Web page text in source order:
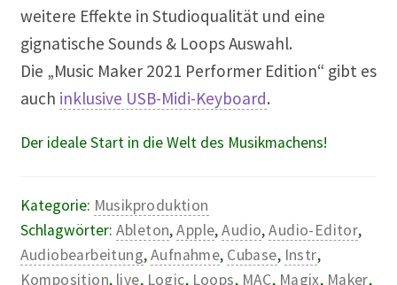
weitere Effekte in Studioqualität und eine
gignatische Sounds & Loops Auswahl.
Die „Music Maker 2021 Performer Edition“ gibt es
auch inklusive USB-Midi-Keyboard.
Der ideale Start in die Welt des Musikmachens!
Kategorie: Musikproduktion
Schlagwörter: Ableton,Apple,Audio,Audio-Editor,
Audiobearbeitung,Aufnahme, Cubase, Instr,
Komposition, live, Logic, Loops, MAC, Magix, Maker,